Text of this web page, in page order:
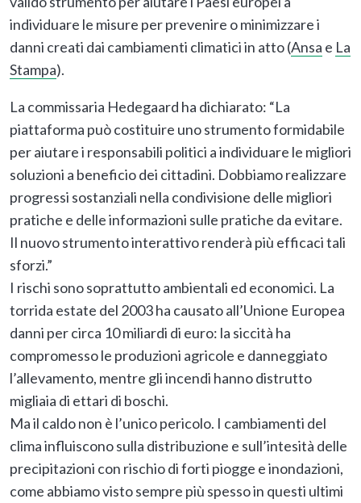
individuare le misure per prevenire o minimizzare i
danni creati dai cambiamenti climatici in atto (Ansa e La
Stampa).
La commissaria Hedegaard ha dichiarato: “La
piattaforma può costituire uno strumento formidabile
per aiutare i responsabili politici a individuare le migliori
soluzioni a beneficio dei cittadini. Dobbiamo realizzare
progressi sostanziali nella condivisione delle migliori
pratiche e delle informazioni sulle pratiche da evitare.
Il nuovo strumento interattivo renderà più efficaci tali
sforzi.”
I rischi sono soprattutto ambientali ed economici. La
torrida estate del 2003 ha causato all’Unione Europea
danni per circa 10 miliardi di euro: la siccità ha
compromesso le produzioni agricole e danneggiato
l’allevamento, mentre gli incendi hanno distrutto
migliaia di ettari di boschi.
Ma il caldo non è l’unico pericolo. I cambiamenti del
clima influiscono sulla distribuzione e sull’intesità delle
precipitazioni con rischio di forti piogge e inondazioni,
come abbiamo visto sempre più spesso in questi ultimi